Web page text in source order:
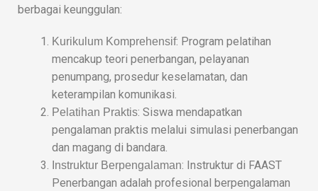
berbagai keunggulan:
Kurikulum Komprehensif: Program pelatihan
mencakup teori penerbangan, pelayanan
penumpang, prosedur keselamatan, dan
keterampilan komunikasi.
Pelatihan Praktis: Siswa mendapatkan
pengalaman praktis melalui simulasi penerbangan
dan magang di bandara.
Instruktur Berpengalaman: Instruktur di FAAST
Penerbangan adalah profesional berpengalaman